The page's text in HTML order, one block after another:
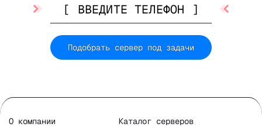
Подобрать сервер под задачи
О компании
Каталог серверов